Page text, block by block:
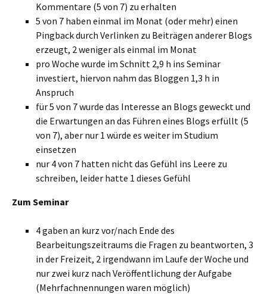
Kommentare (5 von 7) zu erhalten
5 von 7 haben einmal im Monat (oder mehr) einen
Pingback durch Verlinken zu Beiträgen anderer Blogs
erzeugt, 2 weniger als einmal im Monat
pro Woche wurde im Schnitt 2,9 h ins Seminar
investiert, hiervon nahm das Bloggen 1,3 h in
Anspruch
für 5 von 7 wurde das Interesse an Blogs geweckt und
die Erwartungen an das Führen eines Blogs erfüllt (5
von 7), aber nur 1 würde es weiter im Studium
einsetzen
nur 4 von 7 hatten nicht das Gefühl ins Leere zu
schreiben, leider hatte 1 dieses Gefühl
Zum Seminar
4 gaben an kurz vor/nach Ende des
Bearbeitungszeitraums die Fragen zu beantworten, 3
in der Freizeit, 2 irgendwann im Laufe der Woche und
nur zwei kurz nach Veröffentlichung der Aufgabe
(Mehrfachnennungen waren möglich)